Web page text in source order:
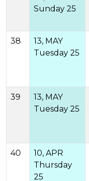
Sunday 25
38
13, MAY
Tuesday 25
39
13, MAY
Tuesday 25
40
10, APR
Thursday
25